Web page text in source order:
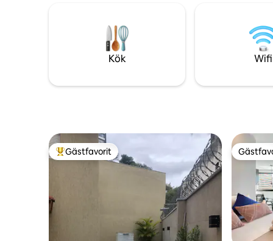
kök - 2 Smart TV-apparater - Internet
300 MB - Gourmet veranda -
Luftkonditionering - Gym - Pool - Hidro
OBS: Husdjur ej tillåtna i byggnaden.
söker
de bästa
Kök Wifi
Populär gästfavorit
Gästfavorit